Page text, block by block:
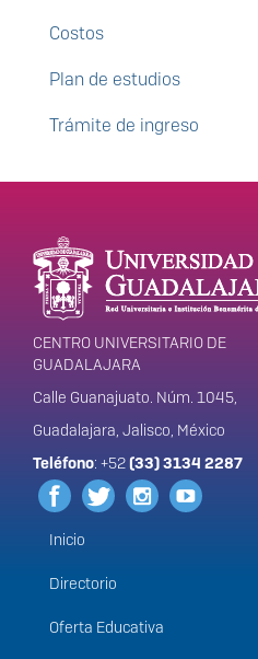
Costos
Plan de estudios
Trámite de ingreso
Enlaces
Información del
portal
CENTRO UNIVERSITARIO DE
GUADALAJARA
Calle Guanajuato. Núm. 1045,
Guadalajara, Jalisco, México
Teléfono: +52(33) 3134 2287
Menú
principal
Inicio
Directorio
Oferta Educativa